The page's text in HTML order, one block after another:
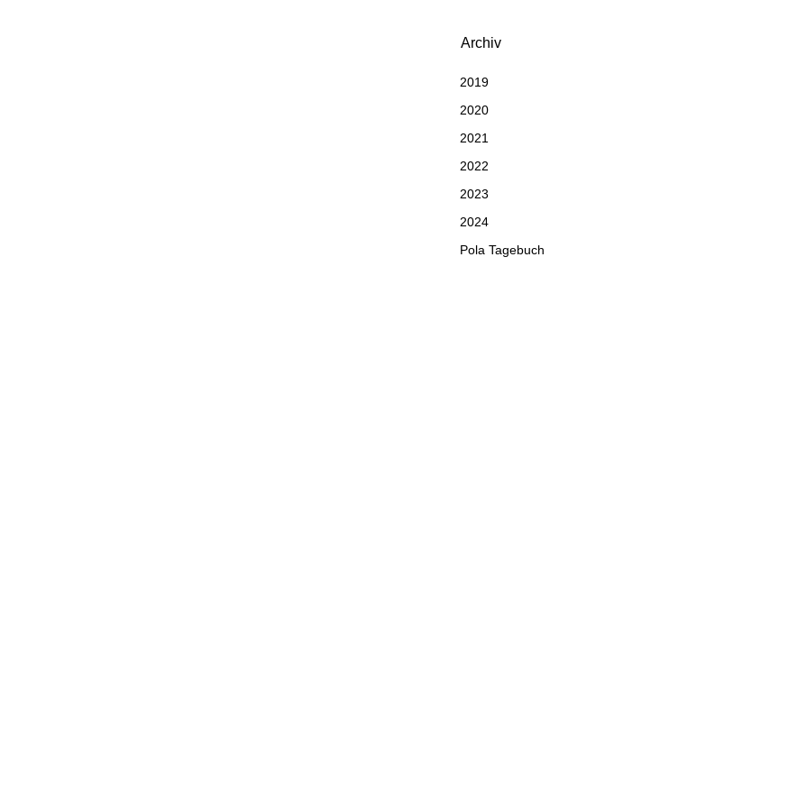
Archiv
2019
2020
2021
2022
2023
2024
Pola Tagebuch